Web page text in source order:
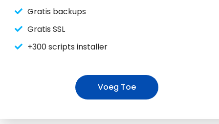
Gratis backups
Gratis SSL
+300 scripts installer
Voeg Toe